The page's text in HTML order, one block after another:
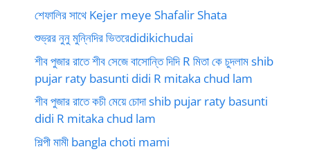
শেফালির সাথে Kejer meye Shafalir Shata
শুভ্রর নুনু মুন্নিদির ভিতরেdidikichudai
শীব পুজার রাতে শীব সেজে বাসোন্তি দিদি R মিতা কে চুদলাম shib
pujar raty basunti didi R mitaka chud lam
শীব পুজার রাতে কচী মেয়ে চোদা shib pujar raty basunti
didi R mitaka chud lam
শিল্পী মামী bangla choti mami